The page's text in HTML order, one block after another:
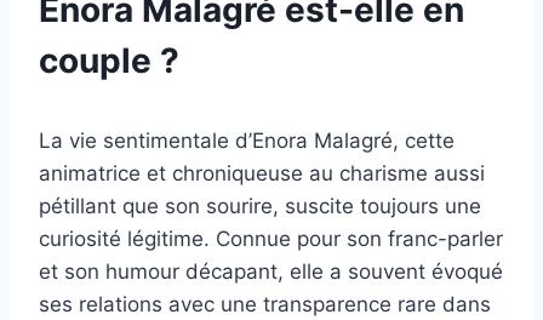
Enora Malagré est-elle en
couple ?
La vie sentimentale d’Enora Malagré, cette
animatrice et chroniqueuse au charisme aussi
pétillant que son sourire, suscite toujours une
curiosité légitime. Connue pour son franc-parler
et son humour décapant, elle a souvent évoqué
ses relations avec une transparence rare dans